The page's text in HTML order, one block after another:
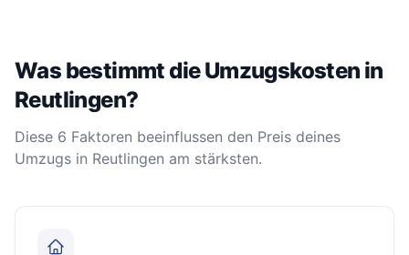
Was bestimmt die Umzugskosten in
Reutlingen?
Diese 6 Faktoren beeinflussen den Preis deines
Umzugs in Reutlingen am stärksten.